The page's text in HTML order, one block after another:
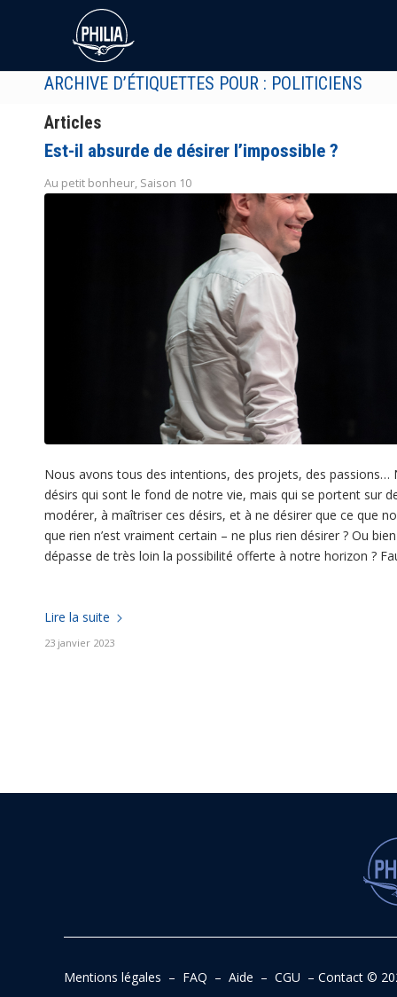
ARCHIVE D’ÉTIQUETTES POUR : POLITICIENS
Articles
Est-il absurde de désirer l’impossible ?
Au petit bonheur, Saison 10
Nous avons tous des intentions, des projets, des
désirs qui sont le fond de notre vie, mais qui se portent sur
modérer, à maîtriser ces désirs, et à ne désirer que ce que
que rien n’est vraiment certain – ne plus rien désirer ? Ou
dépasse de très loin la possibilité offerte à notre horizon ?
Lire la suite
23 janvier 2023
Mentions légales – FAQ – Aide – CGU – Contact©